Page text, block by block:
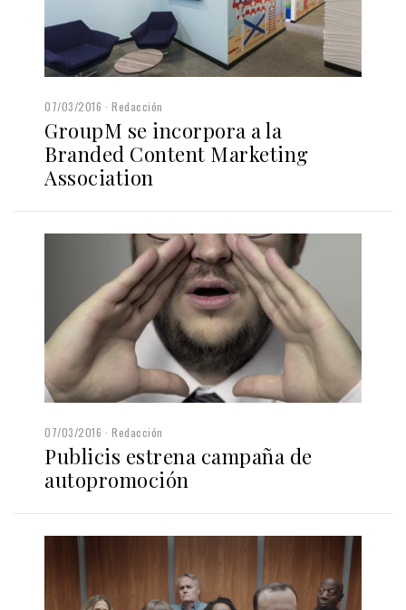
07/03/2016 Redacción
GroupM se incorpora a la
Branded Content Marketing
Association
07/03/2016 Redacción
Publicis estrena campaña de
autopromoción